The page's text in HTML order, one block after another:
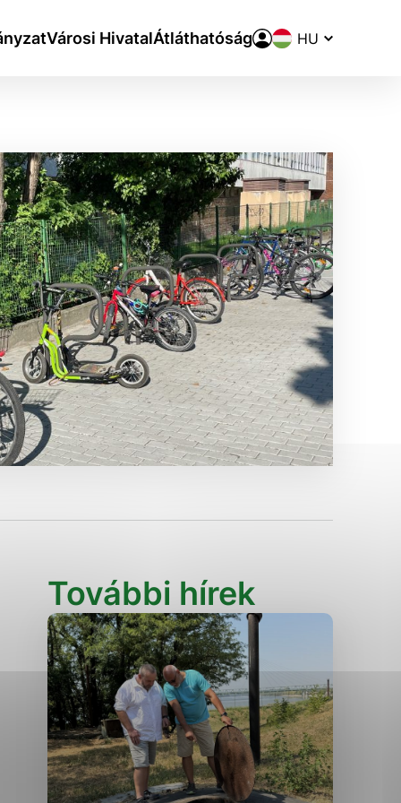
Városi HivatalÁtláthatóság Nyelvváltó
További hírek
aktivite a preferenciách.
alebo aby sa uložila
Analytické cookies
stránku používajú,
anonymne a nie je